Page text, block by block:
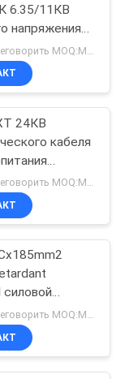
90
6.35/11КВ
напряжения
провода
24КВ
кабеля
фазы провод
круглый
лично переговорить MOQ:Могущий быть предметом переговоров
силовой
лично переговорить MOQ:Могущий быть предметом переговоров